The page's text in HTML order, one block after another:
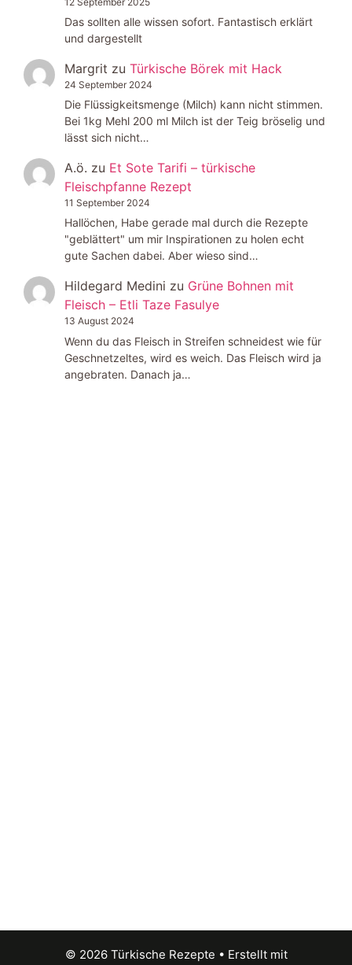
Das sollten alle wissen sofort. Fantastisch erklärt
und dargestellt
Margrit zu Türkische Börek mit Hack
24 September 2024
Die Flüssigkeitsmenge (Milch) kann nicht stimmen.
Bei 1kg Mehl 200 ml Milch ist der Teig bröselig und
lässt sich nicht…
A.ö. zu Et Sote Tarifi – türkische
Fleischpfanne Rezept
11 September 2024
Hallöchen, Habe gerade mal durch die Rezepte
"geblättert" um mir Inspirationen zu holen echt
gute Sachen dabei. Aber wieso sind…
Hildegard Medini zu Grüne Bohnen mit
Fleisch – Etli Taze Fasulye
13 August 2024
Wenn du das Fleisch in Streifen schneidest wie für
Geschnetzeltes, wird es weich. Das Fleisch wird ja
angebraten. Danach ja…
© 2026 Türkische Rezepte • Erstellt mit